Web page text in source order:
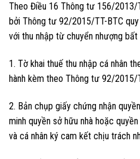
Theo Điều 16 Thông tư 156/2013/
bởi Thông tư 92/2015/TT-BTC
với thu nhập từ chuyển nhượng
1. Tờ khai thuế thu nhập cá nhân
hành kèm theo Thông tư 92/2015/
2. Bản chụp giấy chứng nhận
minh quyền sở hữu nhà hoặc
và cá nhân ký cam kết chịu trách